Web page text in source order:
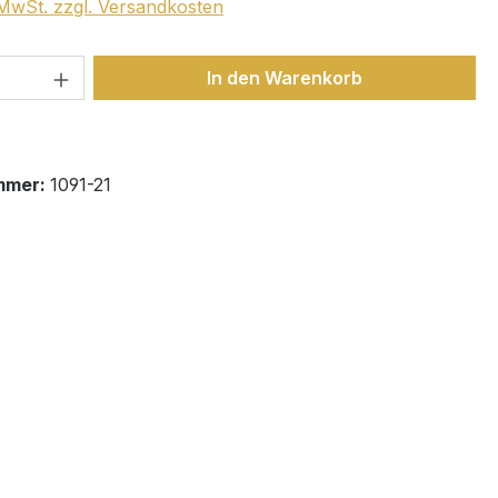
zzgl. Versandkosten
Anzahl: Gib den gewünschten Wert
In den Warenkorb
1091-21